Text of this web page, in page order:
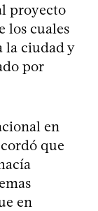
proyecto
los cuales
la ciudad y
por
en
que
en